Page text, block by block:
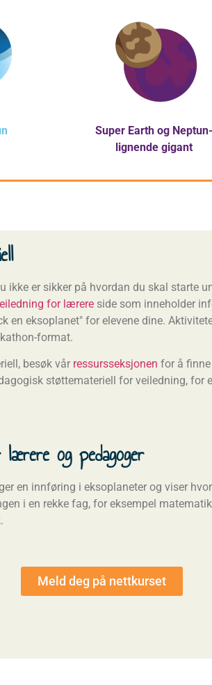
Super Earthog Neptun-
lignende gigant
ikke er sikker på hvordan du skal starte
for lærere side som inneholder
en eksoplanet" for elevene dine.
format.
besøk vår ressursseksjonen for å
støttemateriell for veiledning, for
og pedagoger
en innføring i eksoplaneter og viser
i en rekke fag, for eksempel
Meld deg på nettkurset